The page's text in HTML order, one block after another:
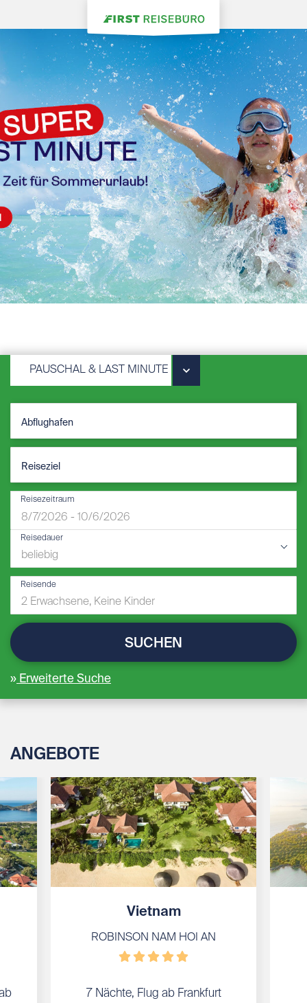
PAUSCHAL & LAST MINUTE
Reisezeitraum
Reisedauer
Reisende
SUCHEN
Erweiterte Suche
ANGEBOTE
Vietnam
ROBINSON NAM HOI AN
7 Nächte, Flug ab Frankfurt